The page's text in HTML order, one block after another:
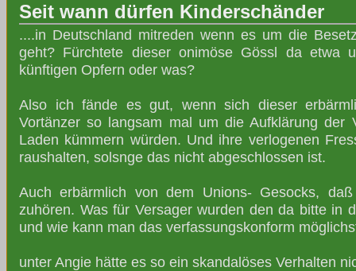
Seit wann dürfen Kinderschänder
....in Deutschland mitreden wenn es um die
geht? Fürchtete dieser onimöse Gössl da etwa
künftigen Opfern oder was?
Also ich fände es gut, wenn sich dieser
Vortänzer so langsam mal um die Aufklärung der
Laden kümmern würden. Und ihre verlogenen
raushalten, solsnge das nicht abgeschlossen ist.
Auch erbärmlich von dem Unions- Gesocks,
zuhören. Was für Versager wurden den da bitte in
und wie kann man das verfassungskonform
unter Angie hätte es so ein skandalöses Verhalten